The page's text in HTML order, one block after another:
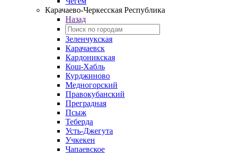
Карачаево-Черкесская Республика
Назад
Зеленчукская
Карачаевск
Кардоникская
Кош-Хабль
Курджиново
Медногорский
Правокубанский
Преградная
Псыж
Теберда
Усть-Джегута
Учкекен
Чапаевское